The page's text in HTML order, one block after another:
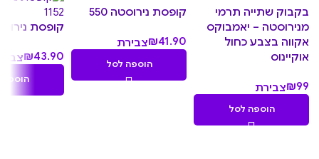
בקבוק שתייה תרמי
מנירוסטה – יאמבוקס
אקווה בצבע כחול
אוקיינוס
₪99
צבירת
הוספה לסל
קופסת נירוסטה 550
₪41.90
צבירת
הוספה לסל
קופסת
₪43.90
הוספה